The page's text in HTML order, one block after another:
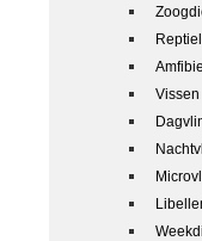
Vissen